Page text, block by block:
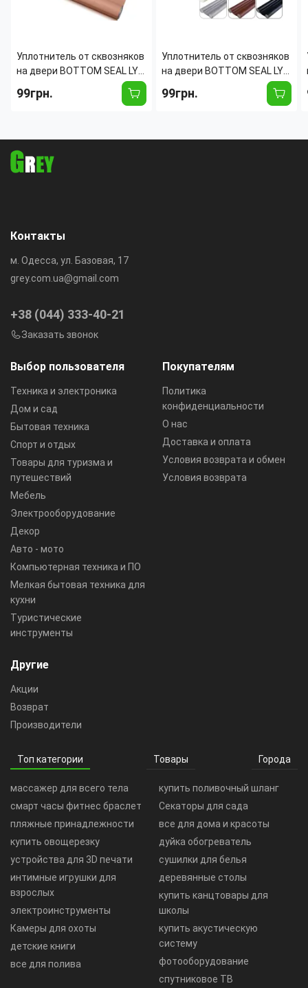
Уплотнитель от сквозняков
на двери BOTTOM SEAL LY-
315, 92 см, двусторонний
ограничитель под дверь
99грн.
Уплотнитель от сквозняков
на двери BOTTOM SEAL LY-
315, 92 см, двусторонний
ограничитель под дверь
99грн.
Выбор пользователя
Техника и электроника
Дом и сад
Бытовая техника
Спорт и отдых
Товары для туризма и
путешествий
Мебель
Электрооборудование
Декор
Авто - мото
Компьютерная техника и ПО
Мелкая бытовая техника для
кухни
Туристические
инструменты
Покупателям
Политика
конфиденциальности
О нас
Доставка и оплата
Условия возврата и обмен
Условия возврата
Другие
Акции
Возврат
Производители
Контакты
м. Одесса, ул. Базовая, 17
grey.com.ua@gmail.com
+38 (044) 333-40-21
Заказать звонок
Топ категории Товары Города
массажер для всего тела
смарт часы фитнес браслет
пляжные принадлежности
купить овощерезку
устройства для 3D печати
интимные игрушки для
взрослых
электроинструменты
Камеры для охоты
детские книги
все для полива
купить поливочный шланг
Секаторы для сада
все для дома и красоты
дуйка обогреватель
сушилки для белья
деревянные столы
купить канцтовары для
школы
купить акустическую
систему
фотооборудование
спутниковое ТВ